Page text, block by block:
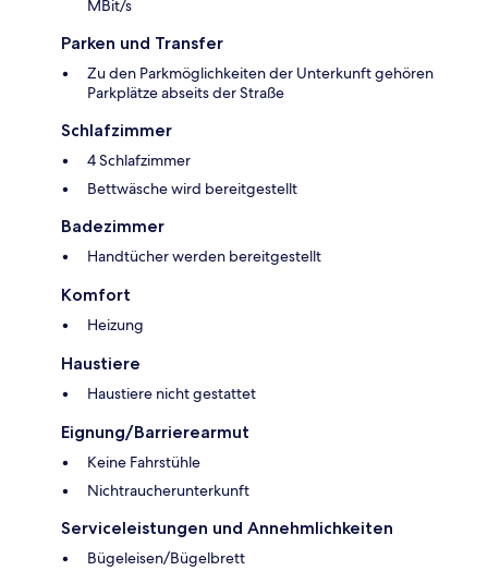
MBit/s
Parken und Transfer
Zu den Parkmöglichkeiten der Unterkunft gehören
Parkplätze abseits der Straße
Schlafzimmer
4 Schlafzimmer
Bettwäsche wird bereitgestellt
Badezimmer
Handtücher werden bereitgestellt
Komfort
Heizung
Haustiere
Haustiere nicht gestattet
Eignung/Barrierearmut
Keine Fahrstühle
Nichtraucherunterkunft
Serviceleistungen und Annehmlichkeiten
Bügeleisen/Bügelbrett